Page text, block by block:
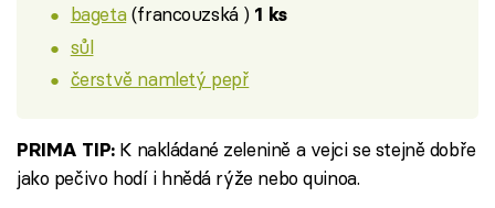
bageta(francouzská ) 1 ks
sůl
čerstvě namletý pepř
PRIMA TIP:K nakládané zelenině a vejci se stejně dobře
jako pečivo hodí i hnědá rýže nebo quinoa.